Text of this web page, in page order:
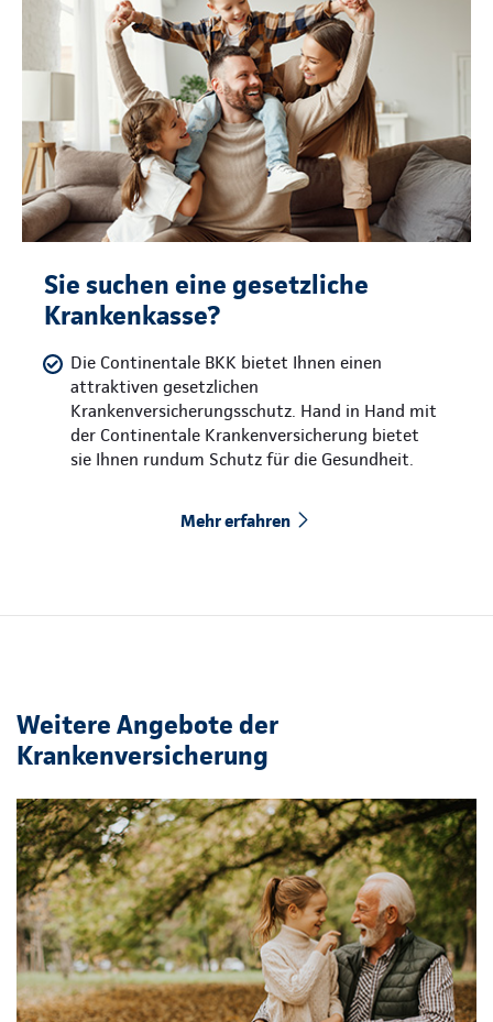
Sie suchen eine gesetzliche
Krankenkasse?
Die Continentale BKK bietet Ihnen einen
attraktiven gesetzlichen
Krankenversicherungsschutz. Hand in Hand mit
der Continentale Krankenversicherung bietet
sie Ihnen rundum Schutz für die Gesundheit.
Mehr erfahren
Weitere Angebote der
Krankenversicherung